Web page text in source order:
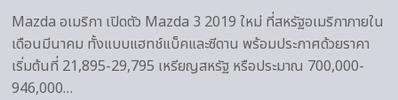
Mazda อเมริกา เปิดตัว Mazda 3 2019 ใหม่ ที่สหรัฐอเมริกาภายใน
เดือนมีนาคม ทั้งแบบแฮทช์แบ็คและซีดาน พร้อมประกาศด้วยราคา
เริ่มต้นที่ 21,895-29,795 เหรียญสหรัฐ หรือประมาณ 700,000-
946,000…